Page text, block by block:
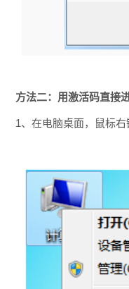
方法二：用激活码直接
1、在电脑桌面，鼠标右